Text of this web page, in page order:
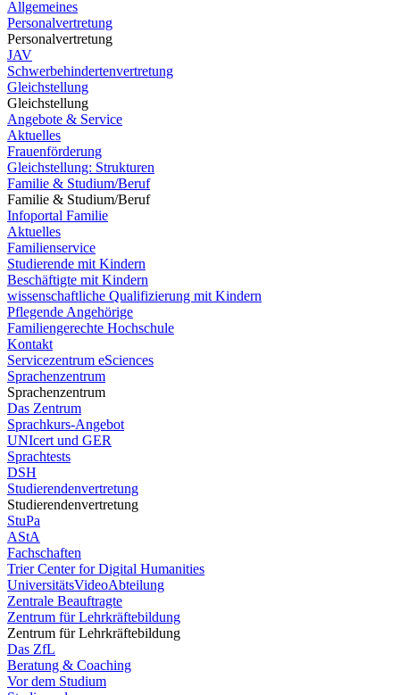
Allgemeines
Personalvertretung
Personalvertretung
JAV
Schwerbehindertenvertretung
Gleichstellung
Gleichstellung
Angebote & Service
Aktuelles
Frauenförderung
Gleichstellung: Strukturen
Familie & Studium/Beruf
Familie & Studium/Beruf
Infoportal Familie
Aktuelles
Familienservice
Studierende mit Kindern
Beschäftigte mit Kindern
wissenschaftliche Qualifizierung mit Kindern
Pflegende Angehörige
Familiengerechte Hochschule
Kontakt
Servicezentrum eSciences
Sprachenzentrum
Sprachenzentrum
Das Zentrum
Sprachkurs-Angebot
UNIcert und GER
Sprachtests
DSH
Studierendenvertretung
Studierendenvertretung
StuPa
AStA
Fachschaften
Trier Center for Digital Humanities
UniversitätsVideoAbteilung
Zentrale Beauftragte
Zentrum für Lehrkräftebildung
Zentrum für Lehrkräftebildung
Das ZfL
Beratung & Coaching
Vor dem Studium